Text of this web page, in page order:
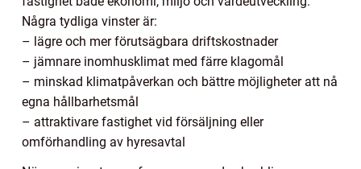
Några tydliga vinster är:
– lägre och mer förutsägbara driftskostnader
– jämnare inomhusklimat med färre klagomål
– minskad klimatpåverkan och bättre möjligheter att nå
egna hållbarhetsmål
– attraktivare fastighet vid försäljning eller
omförhandling av hyresavtal